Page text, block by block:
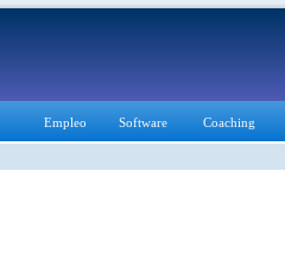
Empleo Software Coaching